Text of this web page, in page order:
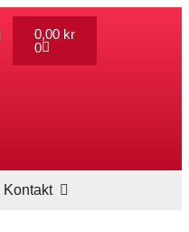
0,00 kr
0
Kontakt